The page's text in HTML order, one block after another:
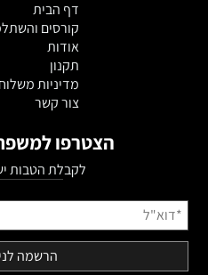
דף הבית
קורסים
אודות
תקנון
מדיניות
צור קשר
הצטרפו
לקבלת הטבות